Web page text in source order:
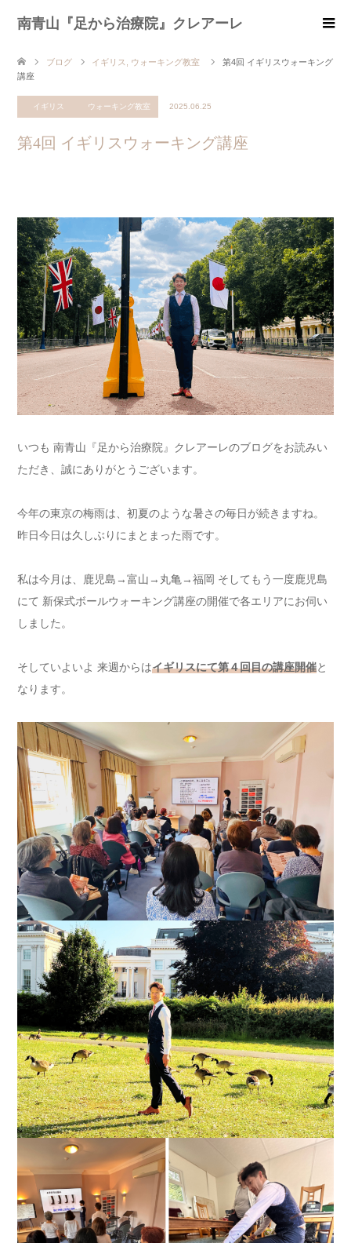
南青山『足から治療院』クレアーレ
ブログ イギリス ウォーキング教室
第4回 イギリスウォーキング
講座
イギリス ウォーキング教室 2025.06.25
第4回 イギリスウォーキング講座
いつも 南青山『足から治療院』クレアーレのブログをお読みい
ただき、誠にありがとうございます。
今年の東京の梅雨は、初夏のような暑さの毎日が続きますね。
昨日今日は久しぶりにまとまった雨です。
私は今月は、鹿児島→富山→丸亀→福岡 そしてもう一度鹿児島
にて 新保式ボールウォーキング講座の開催で各エリアにお伺い
しました。
そしていよいよ 来週からはイギリスにて第４回目の講座開催と
なります。